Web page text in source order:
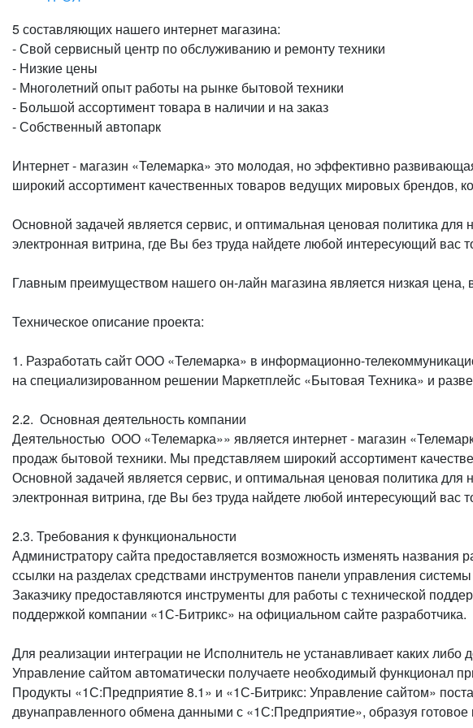
5 составляющих нашего интернет магазина:
- Свой сервисный центр по обслуживанию и ремонту техники
- Низкие цены
- Многолетний опыт работы на рынке бытовой техники
- Большой ассортимент товара в наличии и на заказ
- Собственный автопарк
Интернет - магазин «Телемарка» это молодая, но эффективно
широкий ассортимент качественных товаров ведущих мировых брендов,
Основной задачей является сервис, и оптимальная ценовая политика
электронная витрина, где Вы без труда найдете любой интересующий вас
Главным преимуществом нашего он-лайн магазина является низкая
Техническое описание проекта:
1. Разработать сайт ООО «Телемарка» в информационно-
на специализированном решении Маркетплейс «Бытовая Техника» и
2.2. Основная деятельность компании
Деятельностью ООО «Телемарка»» является интернет - магазин
продаж бытовой техники. Мы представляем широкий ассортимент
Основной задачей является сервис, и оптимальная ценовая политика
электронная витрина, где Вы без труда найдете любой интересующий вас
2.3. Требования к функциональности
Администратору сайта предоставляется возможность изменять названия
ссылки на разделах средствами инструментов панели управления
Заказчику предоставляются инструменты для работы с технической
поддержкой компании «1С-Битрикс» на официальном сайте разработчика.
Для реализации интеграции не Исполнитель не устанавливает каких
Управление сайтом автоматически получаете необходимый функционал
Продукты «1С:Предприятие 8.1» и «1С-Битрикс: Управление сайтом»
двунаправленного обмена данными с «1С:Предприятие», образуя